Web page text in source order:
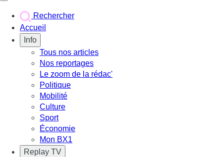
Rechercher
Accueil
Info
Tous nos articles
Nos reportages
Le zoom de la rédac'
Politique
Mobilité
Culture
Sport
Économie
Mon BX1
Replay TV